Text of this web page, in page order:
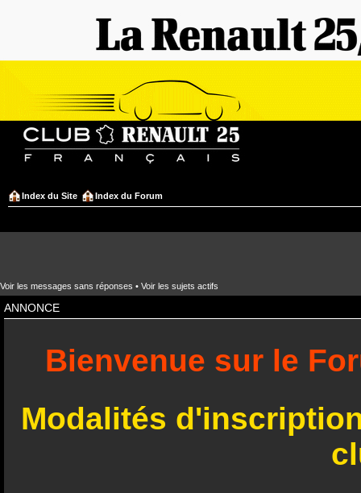
Index du Site Index du Forum
Voir les messages sans réponses • Voir les sujets actifs
ANNONCE
Bienvenue sur le
Modalités